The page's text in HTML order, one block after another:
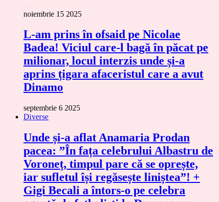
noiembrie 15 2025
L-am prins în ofsaid pe Nicolae
Badea! Viciul care-l bagă în păcat pe
milionar, locul interzis unde și-a
aprins țigara afaceristul care a avut
Dinamo
septembrie 6 2025
Diverse
Unde și-a aflat Anamaria Prodan
pacea: ”În fața celebrului Albastru de
Voroneț, timpul pare că se oprește,
iar sufletul își regăsește liniștea”! +
Gigi Becali a întors-o pe celebra